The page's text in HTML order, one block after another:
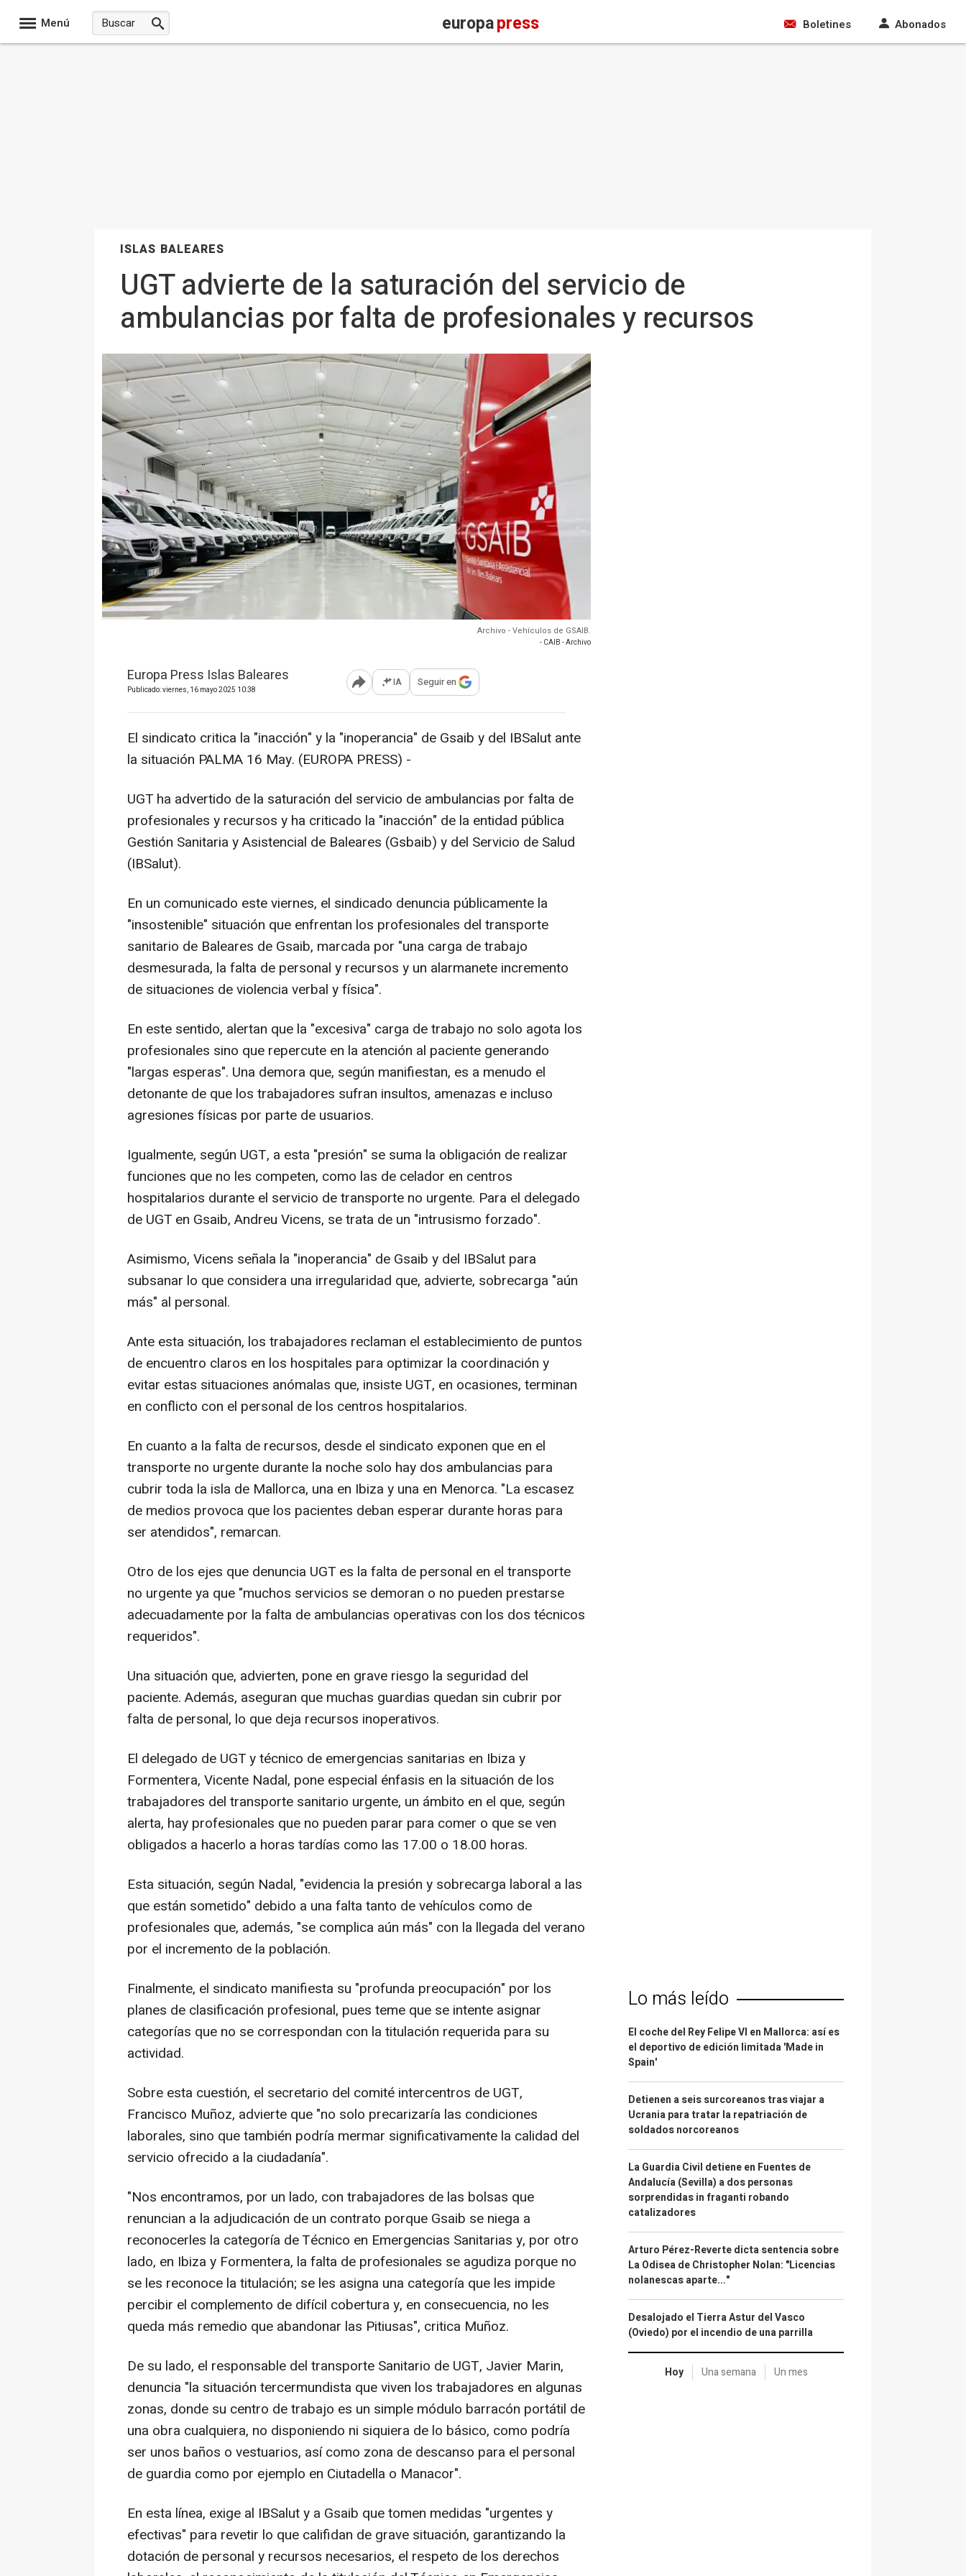
Menú europapress Boletines Abonados
ISLAS BALEARES
UGT advierte de la saturación del servicio de
ambulancias por falta de profesionales y recursos
Archivo - Vehículos de GSAIB.
- CAIB - Archivo
Europa Press Islas Baleares
Publicado: viernes, 16 mayo 2025 10:38 Abrir opciones para compartir
IA Seguir en
El sindicato critica la "inacción" y la "inoperancia" de Gsaib y del IBSalut ante
la situación PALMA 16 May. (EUROPA PRESS) -
UGT ha advertido de la saturación del servicio de ambulancias por falta de
profesionales y recursos y ha criticado la "inacción" de la entidad pública
Gestión Sanitaria y Asistencial de Baleares (Gsbaib) y del Servicio de Salud
(IBSalut).
En un comunicado este viernes, el sindicado denuncia públicamente la
"insostenible" situación que enfrentan los profesionales del transporte
sanitario de Baleares de Gsaib, marcada por "una carga de trabajo
desmesurada, la falta de personal y recursos y un alarmanete incremento
de situaciones de violencia verbal y física".
En este sentido, alertan que la "excesiva" carga de trabajo no solo agota los
profesionales sino que repercute en la atención al paciente generando
"largas esperas". Una demora que, según manifiestan, es a menudo el
detonante de que los trabajadores sufran insultos, amenazas e incluso
agresiones físicas por parte de usuarios.
Igualmente, según UGT, a esta "presión" se suma la obligación de realizar
funciones que no les competen, como las de celador en centros
hospitalarios durante el servicio de transporte no urgente. Para el delegado
de UGT en Gsaib, Andreu Vicens, se trata de un "intrusismo forzado".
Asimismo, Vicens señala la "inoperancia" de Gsaib y del IBSalut para
subsanar lo que considera una irregularidad que, advierte, sobrecarga "aún
más" al personal.
Ante esta situación, los trabajadores reclaman el establecimiento de puntos
de encuentro claros en los hospitales para optimizar la coordinación y
evitar estas situaciones anómalas que, insiste UGT, en ocasiones, terminan
en conflicto con el personal de los centros hospitalarios.
En cuanto a la falta de recursos, desde el sindicato exponen que en el
transporte no urgente durante la noche solo hay dos ambulancias para
cubrir toda la isla de Mallorca, una en Ibiza y una en Menorca. "La escasez
de medios provoca que los pacientes deban esperar durante horas para
ser atendidos", remarcan.
Otro de los ejes que denuncia UGT es la falta de personal en el transporte
no urgente ya que "muchos servicios se demoran o no pueden prestarse
adecuadamente por la falta de ambulancias operativas con los dos técnicos
requeridos".
Una situación que, advierten, pone en grave riesgo la seguridad del
paciente. Además, aseguran que muchas guardias quedan sin cubrir por
falta de personal, lo que deja recursos inoperativos.
El delegado de UGT y técnico de emergencias sanitarias en Ibiza y
Formentera, Vicente Nadal, pone especial énfasis en la situación de los
trabajadores del transporte sanitario urgente, un ámbito en el que, según
alerta, hay profesionales que no pueden parar para comer o que se ven
obligados a hacerlo a horas tardías como las 17.00 o 18.00 horas.
Esta situación, según Nadal, "evidencia la presión y sobrecarga laboral a las
que están sometido" debido a una falta tanto de vehículos como de
profesionales que, además, "se complica aún más" con la llegada del verano
por el incremento de la población.
Finalmente, el sindicato manifiesta su "profunda preocupación" por los
planes de clasificación profesional, pues teme que se intente asignar
categorías que no se correspondan con la titulación requerida para su
actividad.
Sobre esta cuestión, el secretario del comité intercentros de UGT,
Francisco Muñoz, advierte que "no solo precarizaría las condiciones
laborales, sino que también podría mermar significativamente la calidad del
servicio ofrecido a la ciudadanía".
"Nos encontramos, por un lado, con trabajadores de las bolsas que
renuncian a la adjudicación de un contrato porque Gsaib se niega a
reconocerles la categoría de Técnico en Emergencias Sanitarias y, por otro
lado, en Ibiza y Formentera, la falta de profesionales se agudiza porque no
se les reconoce la titulación; se les asigna una categoría que les impide
percibir el complemento de difícil cobertura y, en consecuencia, no les
queda más remedio que abandonar las Pitiusas", critica Muñoz.
De su lado, el responsable del transporte Sanitario de UGT, Javier Marin,
denuncia "la situación tercermundista que viven los trabajadores en algunas
zonas, donde su centro de trabajo es un simple módulo barracón portátil de
una obra cualquiera, no disponiendo ni siquiera de lo básico, como podría
ser unos baños o vestuarios, así como zona de descanso para el personal
de guardia como por ejemplo en Ciutadella o Manacor".
En esta línea, exige al IBSalut y a Gsaib que tomen medidas "urgentes y
efectivas" para revetir lo que califidan de grave situación, garantizando la
dotación de personal y recursos necesarios, el respeto de los derechos
Lo más leído
El coche del Rey Felipe VI en Mallorca: así es
el deportivo de edición limitada 'Made in
Spain'
Detienen a seis surcoreanos tras viajar a
Ucrania para tratar la repatriación de
soldados norcoreanos
La Guardia Civil detiene en Fuentes de
Andalucía (Sevilla) a dos personas
sorprendidas in fraganti robando
catalizadores
Arturo Pérez-Reverte dicta sentencia sobre
La Odisea de Christopher Nolan: "Licencias
nolanescas aparte..."
Desalojado el Tierra Astur del Vasco
(Oviedo) por el incendio de una parrilla
Hoy Una semana Un mes